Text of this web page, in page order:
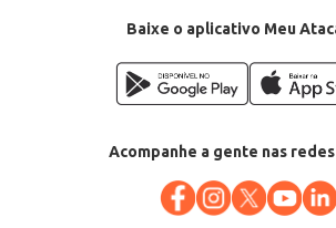
Baixe o aplicativo Meu
Acompanhe a gente nas